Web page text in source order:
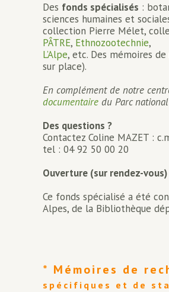
Des fonds spécialisés :
sciences humaines et
collection Pierre Mélet,
PÂTRE, Ethnozootechnie,
L’Alpe, etc. Des mémoires de
sur place).
En complément de notre
documentaire du Parc
Des questions ?
Contactez Coline MAZET :
tel : 04 92 50 00 20
Ouverture (sur rendez-
Ce fonds spécialisé a été
Alpes, de la Bibliothèque
* Mémoires de
spécifiques et de